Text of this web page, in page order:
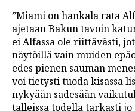
”Miami on hankala rata
ajetaan Bakun tavoin
ei Alfassa ole riittävästi,
näytöillä vain muiden
edes pienen sauman
voi tietysti tuoda kisassa
nykyään sadesään
talleissa todella tarkasti jo